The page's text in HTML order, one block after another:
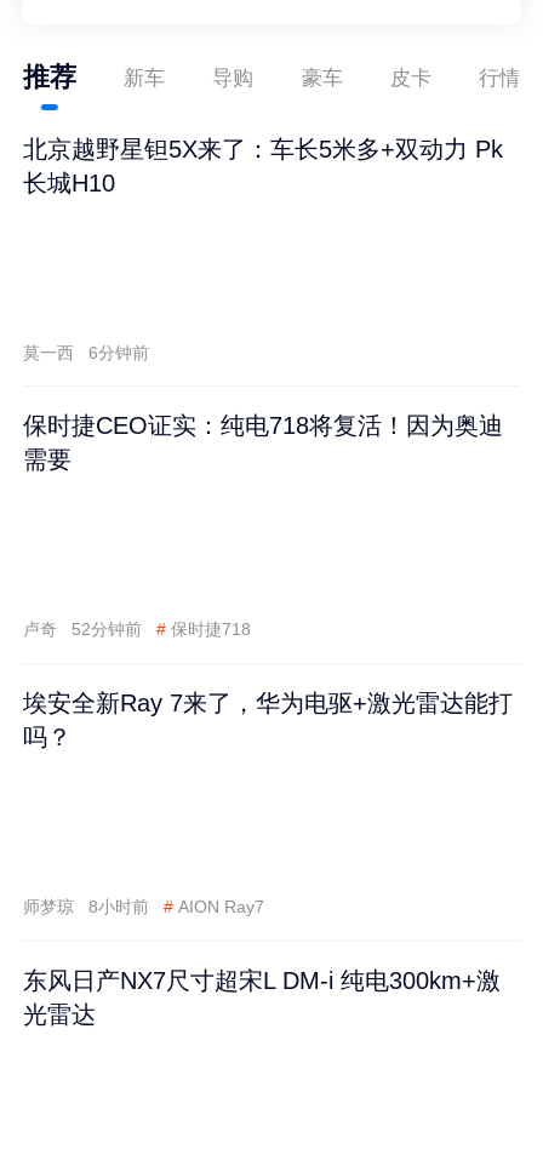
推荐 新车 导购 豪车 皮卡 行情
北京越野星钽5X来了：车长5米多+双动力 Pk
长城H10
莫一西 6分钟前
保时捷CEO证实：纯电718将复活！因为奥迪
需要
卢奇 52分钟前 # 保时捷718
埃安全新Ray 7来了，华为电驱+激光雷达能打
吗？
师梦琼 8小时前 # AION Ray7
东风日产NX7尺寸超宋L DM-i 纯电300km+激
光雷达